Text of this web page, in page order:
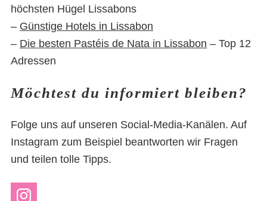
höchsten Hügel Lissabons
– Günstige Hotels in Lissabon
– Die besten Pastéis de Nata in Lissabon – Top 12
Adressen
Möchtest du informiert bleiben?
Folge uns auf unseren Social-Media-Kanälen. Auf
Instagram zum Beispiel beantworten wir Fragen
und teilen tolle Tipps.